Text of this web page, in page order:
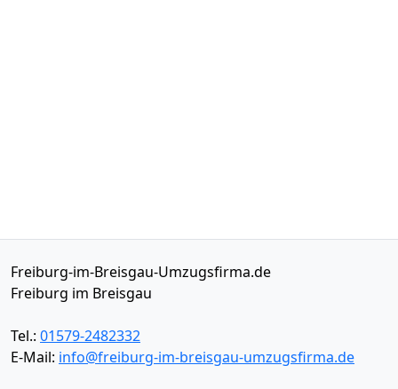
Freiburg-im-Breisgau-Umzugsfirma.de
Freiburg im Breisgau
Tel.: 01579-2482332
E-Mail: info@freiburg-im-breisgau-umzugsfirma.de